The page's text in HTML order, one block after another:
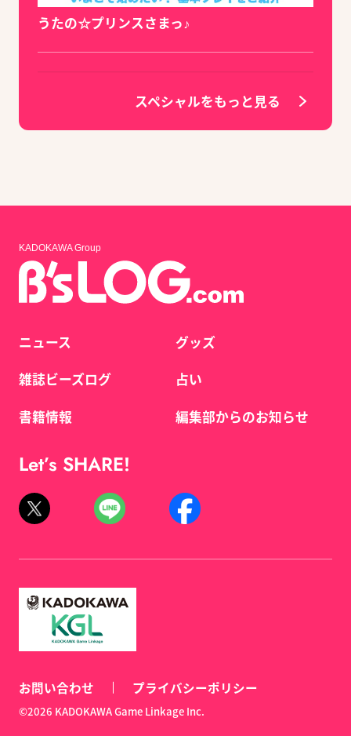
うたの☆プリンスさまっ♪
スペシャルをもっと見る
KADOKAWA Group
ニュース
雑誌ビーズログ
書籍情報
グッズ
占い
編集部からのお知らせ
Let’s SHARE!
お問い合わせ プライバシーポリシー
©2026 KADOKAWA Game Linkage Inc.